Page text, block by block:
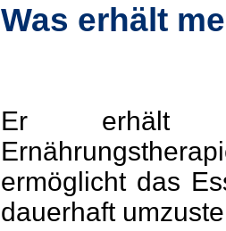
Was erhält
Er erhält
ermöglicht das
dauerhaft